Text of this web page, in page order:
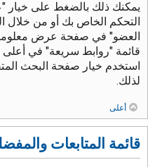
يمكنك ذلك بالضغط على
التحكم الخاص بك أو من
العضو" في صفحة عرض
قائمة "روابط سريعة" في
استخدم خيار صفحة البحث
لذلك.
أعلى
قائمة المتابعات